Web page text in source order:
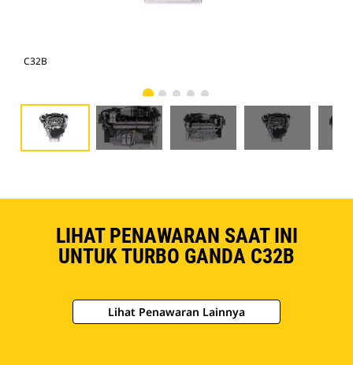
C32B
LIHAT PENAWARAN SAAT INI
UNTUK TURBO GANDA C32B
Lihat Penawaran Lainnya